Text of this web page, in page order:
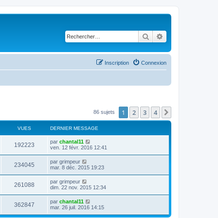
Rechercher
Connexion
Inscription
86 sujets 1 2 3 4
VUES DERNIER MESSAGE
192223
u
D
e
i
e
r
m
e
s
s
a
g
e
par chantal11
ven. 12 févr. 2016 12:41
234045
u
D
e
i
e
r
m
e
s
par grimpeur
mar. 8 déc. 2015 19:23
261088
u
D
e
i
e
r
par grimpeur
dim. 22 nov. 2015 12:34
362847
D
e
par chantal11
mar. 26 juil. 2016 14:15